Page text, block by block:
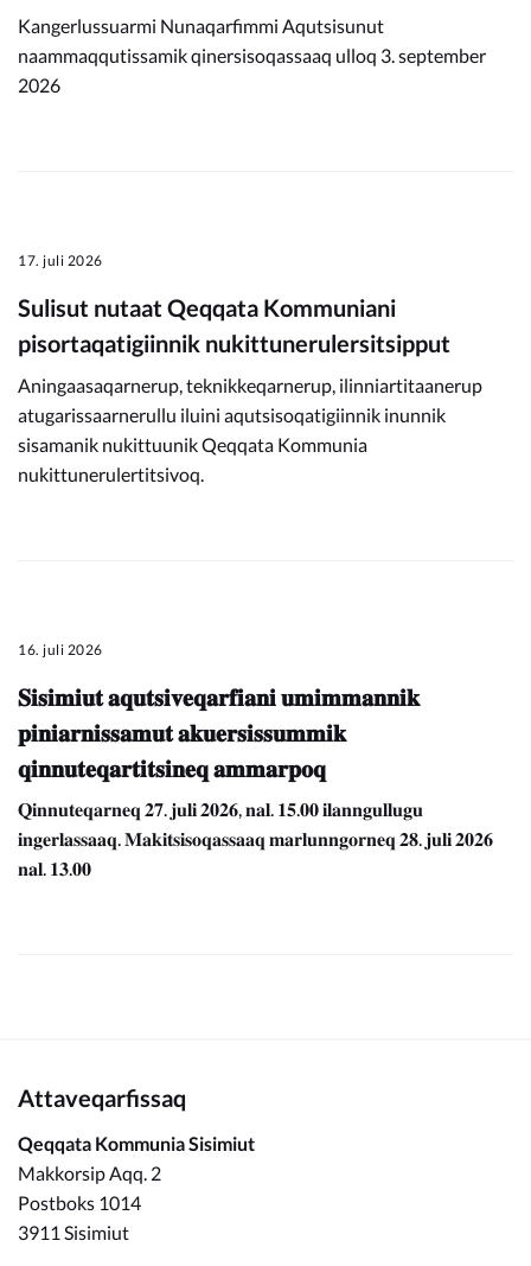
Kangerlussuarmi Nunaqarfimmi Aqutsisunut
naammaqqutissamik qinersisoqassaaq ulloq 3. september
2026
17. juli 2026
Sulisut nutaat Qeqqata Kommuniani
pisortaqatigiinnik nukittunerulersitsipput
Aningaasaqarnerup, teknikkeqarnerup, ilinniartitaanerup
atugarissaarnerullu iluini aqutsisoqatigiinnik inunnik
sisamanik nukittuunik Qeqqata Kommunia
nukittunerulertitsivoq.
16. juli 2026
𝐒𝐢𝐬𝐢𝐦𝐢𝐮𝐭 𝐚𝐪𝐮𝐭𝐬𝐢𝐯𝐞𝐪𝐚𝐫𝐟𝐢𝐚𝐧𝐢 𝐮𝐦𝐢𝐦𝐦𝐚𝐧𝐧𝐢𝐤
𝐩𝐢𝐧𝐢𝐚𝐫𝐧𝐢𝐬𝐬𝐚𝐦𝐮𝐭 𝐚𝐤𝐮𝐞𝐫𝐬𝐢𝐬𝐬𝐮𝐦𝐦𝐢𝐤
𝐪𝐢𝐧𝐧𝐮𝐭𝐞𝐪𝐚𝐫𝐭𝐢𝐭𝐬𝐢𝐧𝐞𝐪 𝐚𝐦𝐦𝐚𝐫𝐩𝐨𝐪
𝐐𝐢𝐧𝐧𝐮𝐭𝐞𝐪𝐚𝐫𝐧𝐞𝐪 𝟐𝟕. 𝐣𝐮𝐥𝐢 𝟐𝟎𝟐𝟔, 𝐧𝐚𝐥. 𝟏𝟓.𝟎𝟎 𝐢𝐥𝐚𝐧𝐧𝐠𝐮𝐥𝐥𝐮𝐠𝐮
𝐢𝐧𝐠𝐞𝐫𝐥𝐚𝐬𝐬𝐚𝐚𝐪. 𝐌𝐚𝐤𝐢𝐭𝐬𝐢𝐬𝐨𝐪𝐚𝐬𝐬𝐚𝐚𝐪 𝐦𝐚𝐫𝐥𝐮𝐧𝐧𝐠𝐨𝐫𝐧𝐞𝐪 𝟐𝟖. 𝐣𝐮𝐥𝐢 𝟐𝟎𝟐𝟔
𝐧𝐚𝐥. 𝟏𝟑.𝟎𝟎
Attaveqarfissaq
Qeqqata Kommunia Sisimiut
Makkorsip Aqq. 2
Postboks 1014
3911 Sisimiut